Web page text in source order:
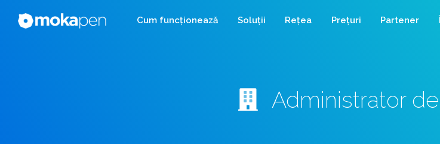
Cum funcționează Soluții Rețea Prețuri Partener
Administrator